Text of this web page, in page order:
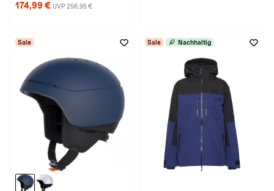
174,99 € UVP 256,95 €
Sale Sale Nachhaltig